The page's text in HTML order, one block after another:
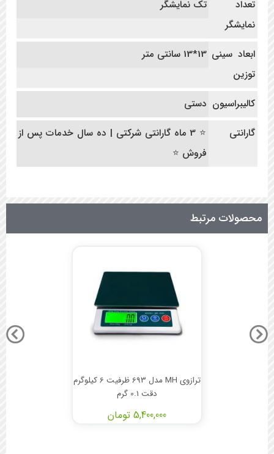
تعداد
نمایشگر
تک نمایشگر
ابعاد سینی
توزین
13*13 سانتی متر
کالیبراسیون دستی
گارانتی
⭐ 3 ماه گارانتی شرکتی | ده سال خدمات پس از
فروش ⭐
محصولات مرتبط
ترازوی MH مدل 693 ظرفیت 6 کیلوگرم
دقت 0.1 گرم
5,400,000 تومان